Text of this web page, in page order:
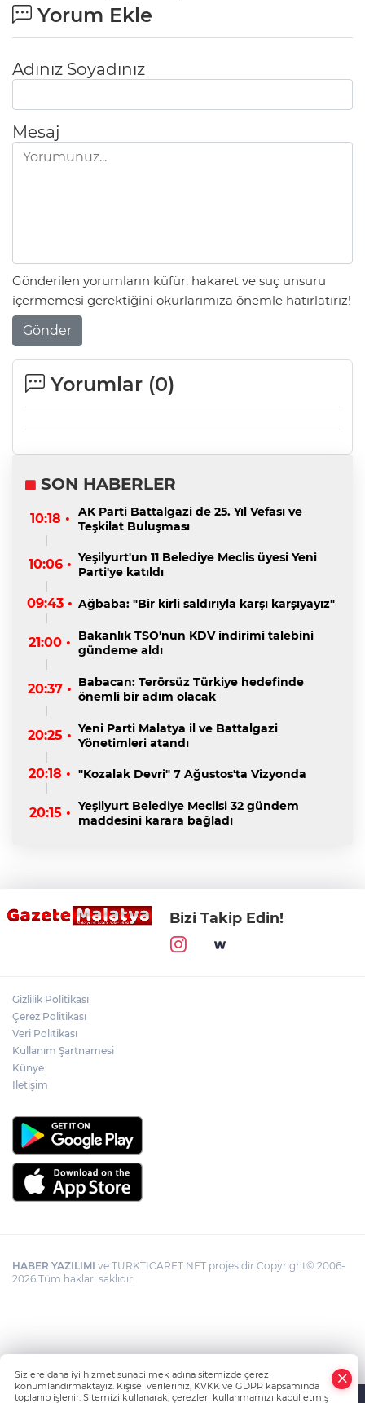
Yorum Ekle
Adınız Soyadınız
Mesaj
Gönderilen yorumların küfür, hakaret ve suç unsuru
içermemesi gerektiğini okurlarımıza önemle hatırlatırız!
Gönder
Yorumlar (0)
SON HABERLER
10:18 •
AK Parti Battalgazi de 25. Yıl Vefası ve
Teşkilat Buluşması
10:06 • Yeşilyurt'un 11 Belediye Meclis üyesi Yeni
Parti'ye katıldı
09:43 • Ağbaba: "Bir kirli saldırıyla karşı karşıyayız"
21:00 •
Bakanlık TSO'nun KDV indirimi talebini
gündeme aldı
20:37 • Babacan: Terörsüz Türkiye hedefinde
önemli bir adım olacak
20:25 • Yeni Parti Malatya il ve Battalgazi
Yönetimleri atandı
20:18 • "Kozalak Devri" 7 Ağustos'ta Vizyonda
20:15 • Yeşilyurt Belediye Meclisi 32 gündem
maddesini karara bağladı
Bizi Takip Edin!
Gizlilik Politikası
Çerez Politikası
Veri Politikası
Kullanım Şartnamesi
Künye
İletişim
HABER YAZILIMI ve TURKTICARET.NET projesidir Copyright© 2006-
2026 Tüm hakları saklıdır.
Sizlere daha iyi hizmet sunabilmek adına sitemizde çerez
konumlandırmaktayız. Kişisel verileriniz, KVKK ve GDPR kapsamında
toplanıp işlenir. Sitemizi kullanarak, çerezleri kullanmamızı kabul etmiş